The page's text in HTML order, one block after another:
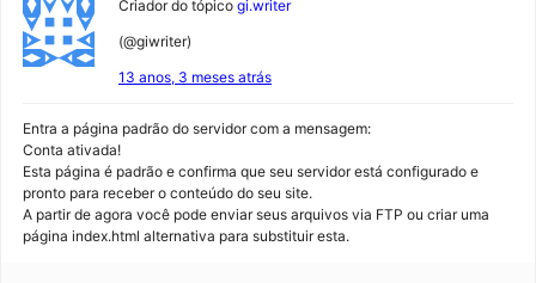
Criador do tópico gi.writer
(@giwriter)
13 anos, 3 meses atrás
Entra a página padrão do servidor com a mensagem:
Conta ativada!
Esta página é padrão e confirma que seu servidor está configurado e
pronto para receber o conteúdo do seu site.
A partir de agora você pode enviar seus arquivos via FTP ou criar uma
página index.html alternativa para substituir esta.